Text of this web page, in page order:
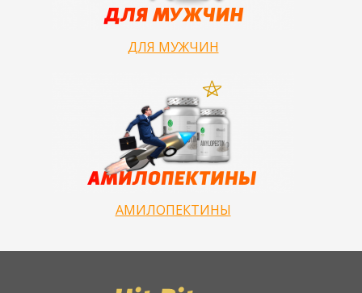
ДЛЯ МУЖЧИН
АМИЛОПЕКТИНЫ